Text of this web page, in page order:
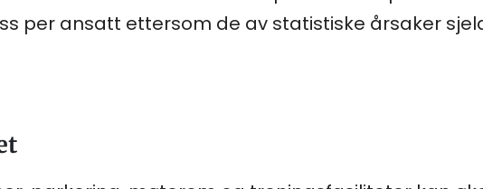
per ansatt ettersom de av statistiske årsaker